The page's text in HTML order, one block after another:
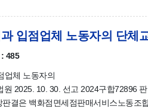
입점업체 노동자의 단체
485
업체 노동자의
원 2025. 10. 30. 선고 2024구합72896
결은 백화점면세점판매서비스노동조